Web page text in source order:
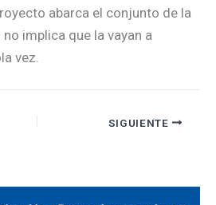
abarca el conjunto de la
implica que la vayan a
vez.
SIGUIENTE